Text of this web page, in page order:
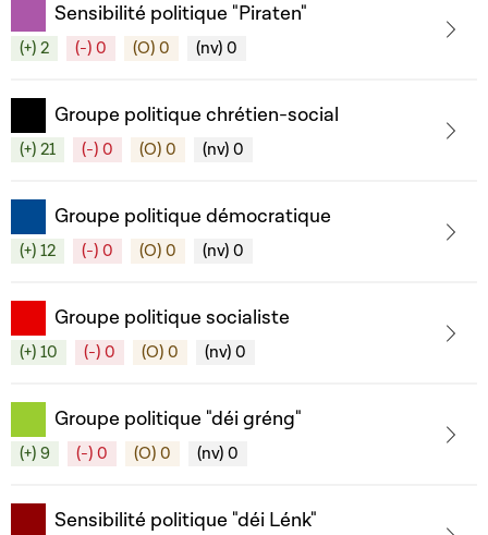
Sensibilité politique "Piraten"
(+) 2 (-) 0 (O) 0 (nv) 0
Groupe politique chrétien-social
(+) 21 (-) 0 (O) 0 (nv) 0
Groupe politique démocratique
(+) 12 (-) 0 (O) 0 (nv) 0
Groupe politique socialiste
(+) 10 (-) 0 (O) 0 (nv) 0
Groupe politique "déi gréng"
(+) 9 (-) 0 (O) 0 (nv) 0
Sensibilité politique "déi Lénk"